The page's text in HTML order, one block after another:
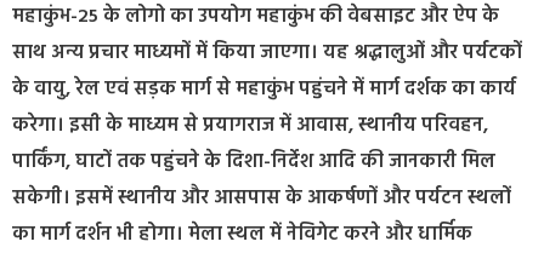
महाकुंभ-25 के लोगो का उपयोग महाकुंभ की वेबसाइट और ऐप के
साथ अन्य प्रचार माध्यमों में किया जाएगा। यह श्रद्धालुओं और पर्यटकों
के वायु, रेल एवं सड़क मार्ग से महाकुंभ पहुंचने में मार्ग दर्शक का कार्य
करेगा। इसी के माध्यम से प्रयागराज में आवास, स्थानीय परिवहन,
पार्किंग, घाटों तक पहुंचने के दिशा-निर्देश आदि की जानकारी मिल
सकेगी। इसमें स्थानीय और आसपास के आकर्षणों और पर्यटन स्थलों
का मार्ग दर्शन भी होगा। मेला स्थल में नेविगेट करने और धार्मिक